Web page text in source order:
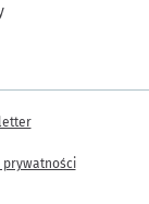
prywatności